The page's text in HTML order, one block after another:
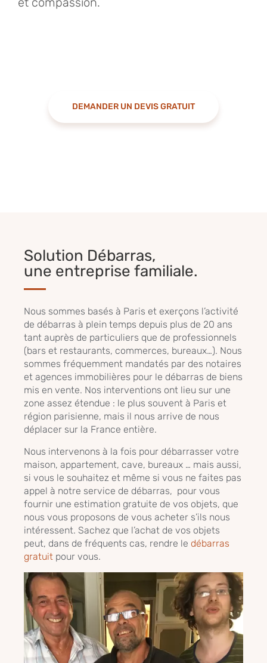
DEMANDER UN DEVIS GRATUIT
Solution Débarras,
une entreprise familiale.
Nous sommes basés à Paris et exerçons l’activité
de débarras à plein temps depuis plus de 20 ans
tant auprès de particuliers que de professionnels
(bars et restaurants, commerces, bureaux…). Nous
sommes fréquemment mandatés par des notaires
et agences immobilières pour le débarras de biens
mis en vente. Nos interventions ont lieu sur une
zone assez étendue : le plus souvent à Paris et
région parisienne, mais il nous arrive de nous
déplacer sur la France entière.
Nous intervenons à la fois pour débarrasser votre
maison, appartement, cave, bureaux … mais aussi,
si vous le souhaitez et même si vous ne faites pas
appel à notre service de débarras, pour vous
fournir une estimation gratuite de vos objets, que
nous vous proposons de vous acheter s’ils nous
intéressent. Sachez que l’achat de vos objets
peut, dans de fréquents cas, rendre le débarras
gratuit pour vous.